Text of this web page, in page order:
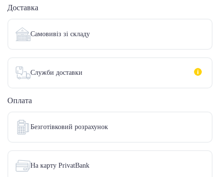
Доставка
Самовивіз зі складу
Служби доставки
Оплата
Безготівковий розрахунок
На карту PrivatBank